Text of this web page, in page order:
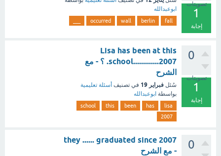
تصويتات
1
إجابة
ابوعبدالله
fall
berlin
wall
occurred
0
تصويتات
1
إجابة
Lisa has been at this
school.............2007. ؟ - مع
الشرح
سُئل فبراير 19 في تصنيف أسئلة تعليمية
بواسطة ابوعبدالله
lisa
has
been
this
school
2007
0
they ...... graduated since 2007
- مع الشرح